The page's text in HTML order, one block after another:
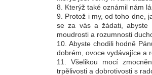
8. Kterýž také oznámil nám
9. Protož i my, od toho dne,
se za vás a žádati, abyste
moudrosti a rozumnosti
10. Abyste chodili hodně
dobrém, ovoce vydávajíce a
11. Všelikou mocí
trpělivosti a dobrotivosti s